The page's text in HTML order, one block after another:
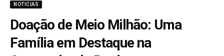
NOTICIAS
Doação de Meio Milhão: Uma
Família em Destaque na